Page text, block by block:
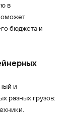
в
бюджета и
и
разных грузов: